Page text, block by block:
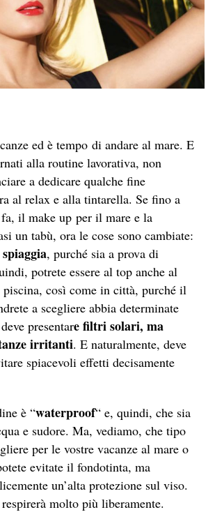
ed è tempo di andare al mare. E
alla routine lavorativa, non
a dedicare qualche fine
al relax e alla tintarella. Se fino a
il make up per il mare e la
un tabù, ora le cose sono cambiate:
, purché sia a prova di
potrete essere al top anche al
piscina, così come in città, purché il
a scegliere abbia determinate
presentare filtri solari, ma
irritanti. E naturalmente, deve
spiacevoli effetti decisamente
è “waterproof“ e, quindi, che sia
e sudore. Ma, vediamo, che tipo
per le vostre vacanze al mare o
evitate il fondotinta, ma
un’alta protezione sul viso.
molto più liberamente.